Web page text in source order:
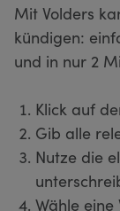
Mit Volders
kündigen:
und in nur 2
Klick auf
Gib alle
Nutze die
Wähle